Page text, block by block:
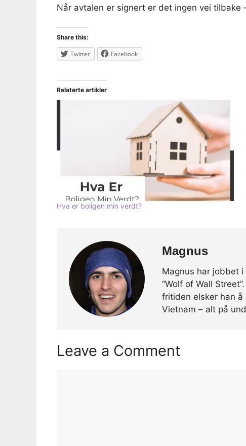
Når avtalen er signert er det ingen vei tilbake
Share this:
Twitter Facebook
Relaterte artikler
Hva er boligen min verdt?
Magnus
Magnus har jobbet
“Wolf of Wall
fritiden elsker han å
Vietnam – alt på
Leave a Comment